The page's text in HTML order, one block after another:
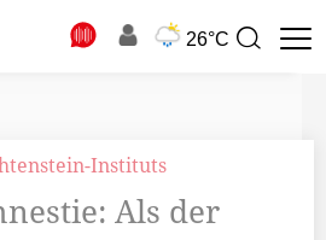
26°C
Suchbegriff
Instituts
Als der